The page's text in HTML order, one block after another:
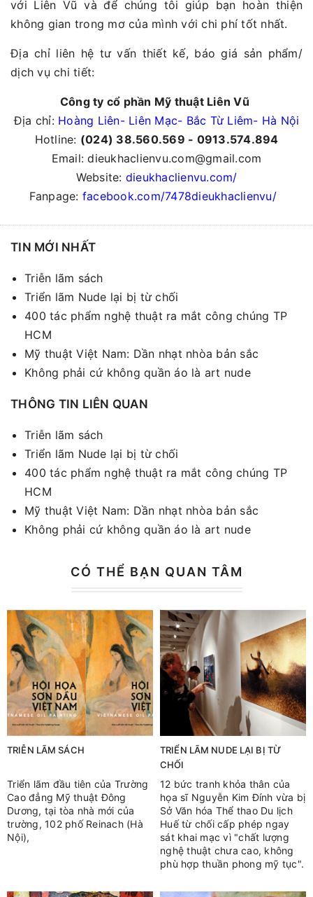
với Liên Vũ và để chúng tôi giúp bạn hoàn thiện
không gian trong mơ của mình với chi phí tốt nhất.
Địa chỉ liên hệ tư vấn thiết kế, báo giá sản phẩm/
dịch vụ chi tiết:
Công ty cổ phần Mỹ thuật Liên Vũ
Địa chỉ: Hoàng Liên- Liên Mạc- Bắc Từ Liêm- Hà Nội
Hotline: (024) 38.560.569 - 0913.574.894
Email: dieukhaclienvu.com@gmail.com
Website: dieukhaclienvu.com/
Fanpage: facebook.com/7478dieukhaclienvu/
TIN MỚI NHẤT
Triễn lãm sách
Triển lãm Nude lại bị từ chối
400 tác phẩm nghệ thuật ra mắt công chúng TP
HCM
Mỹ thuật Việt Nam: Dần nhạt nhòa bản sắc
Không phải cứ không quần áo là art nude
THÔNG TIN LIÊN QUAN
Triễn lãm sách
Triển lãm Nude lại bị từ chối
400 tác phẩm nghệ thuật ra mắt công chúng TP
HCM
Mỹ thuật Việt Nam: Dần nhạt nhòa bản sắc
Không phải cứ không quần áo là art nude
CÓ THỂ BẠN QUAN TÂM
TRIỄN LÃM SÁCH
Triển lãm đầu tiên của Trường
Cao đẳng Mỹ thuật Đông
Dương, tại tòa nhà mới của
trường, 102 phố Reinach (Hà
Nội),
TRIỂN LÃM NUDE LẠI BỊ TỪ
CHỐI
12 bức tranh khỏa thân của
họa sĩ Nguyễn Kim Đính vừa bị
Sở Văn hóa Thể thao Du lịch
Huế từ chối cấp phép ngay
sát khai mạc vì "chất lượng
nghệ thuật chưa cao, không
phù hợp thuần phong mỹ tục".